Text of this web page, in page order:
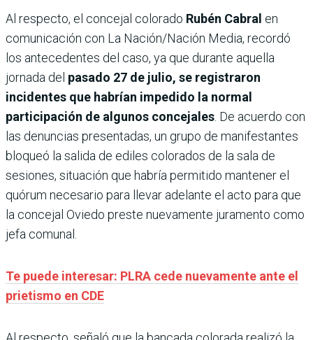
Al respecto, el concejal colorado Rubén Cabral en
comunicación con La Nación/Nación Media, recordó
los antecedentes del caso, ya que durante aquella
jornada del pasado 27 de julio, se registraron
incidentes que habrían impedido la normal
participación de algunos concejales. De acuerdo con
las denuncias presentadas, un grupo de manifestantes
bloqueó la salida de ediles colorados de la sala de
sesiones, situación que habría permitido mantener el
quórum necesario para llevar adelante el acto para que
la concejal Oviedo preste nuevamente juramento como
jefa comunal.
Te puede interesar: PLRA cede nuevamente ante el
prietismo en CDE